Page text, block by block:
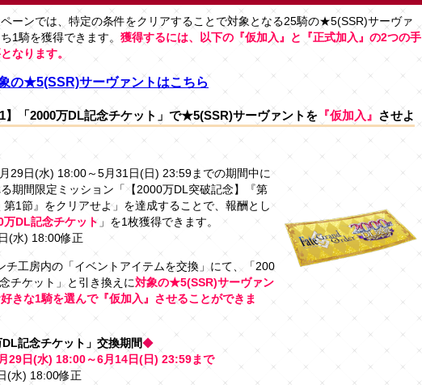
ーンでは、特定の条件をクリアすることで対象となる25騎の★5(SSR)サーヴァ
1騎を獲得できます。 獲得するには、以下の『仮加入』と『正式加入』の2つの手
なります。
の★5(SSR)サーヴァントはこちら
】「2000万DL記念チケット」で★5(SSR)サーヴァントを 『仮加入』
させよ
29日(水) 18:00～5月31日(日) 23:59までの期間中に
期間限定ミッション「【2000万DL突破記念】『第
第1節』をクリアせよ」を達成することで、報酬とし
万DL記念チケット 」を1枚獲得できます。
(水) 18:00修正
チ工房内の「イベントアイテムを交換」にて、「200
チケット」と引き換えに対象の★5(SSR)サーヴァン
好きな1騎を選んで『仮加入』させることができま
DL記念チケット」交換期間◆
29日(水) 18:00～6月14日(日) 23:59まで
(水) 18:00修正